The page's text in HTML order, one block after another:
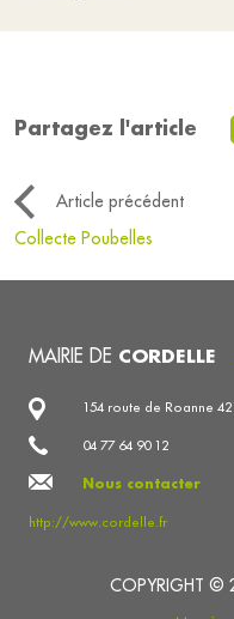
Partagez l'article
Article précédent
Collecte Poubelles
MAIRIE DE CORDELLE
154 route de Roanne
04 77 64 90 12
Nous contacter
http://www.cordelle.fr
COPYRIGHT ©